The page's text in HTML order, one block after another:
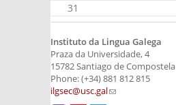
31
Instituto da Lingua Galega
Praza da Universidade, 4
15782 Santiago de Compostela
Phone: (+34) 881 812 815
ilgsec@usc.gal(link sends e-mail)